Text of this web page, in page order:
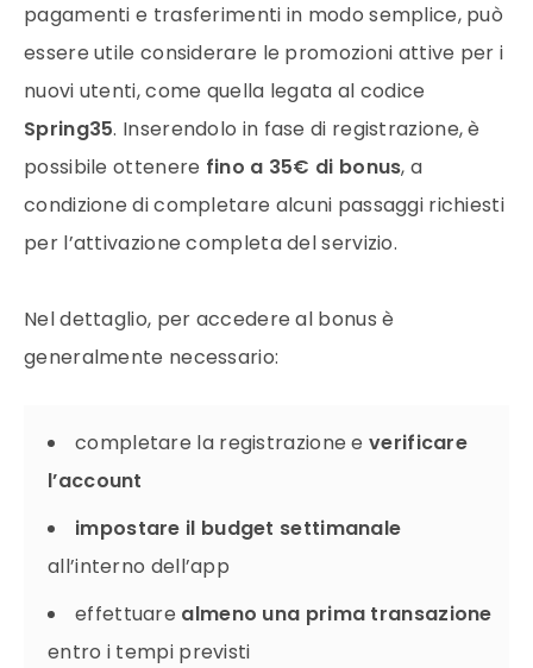
pagamenti e trasferimenti in modo semplice, può
essere utile considerare le promozioni attive per i
nuovi utenti, come quella legata al codice
Spring35. Inserendolo in fase di registrazione, è
possibile ottenere fino a 35€ di bonus, a
condizione di completare alcuni passaggi richiesti
per l’attivazione completa del servizio.
Nel dettaglio, per accedere al bonus è
generalmente necessario:
completare la registrazione e verificare
l’account
impostare il budget settimanale
all’interno dell’app
effettuare almeno una prima transazione
entro i tempi previsti